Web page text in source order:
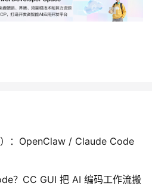
：OpenClaw / Claude Code
？CC GUI 把 AI 编码工作流搬